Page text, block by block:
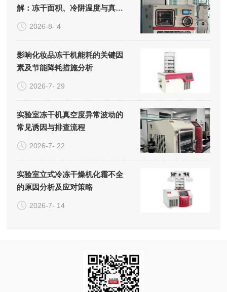
解：冻干面积、冷阱温度与真空
系统的成本构成
2026-8- 4
影响化妆品冻干机能耗的关键因
素及节能降耗措施分析
2026-7- 29
实验室冻干机真空度异常波动的
常见诱因与排查流程
2026-7- 22
实验室立式冷冻干燥机化霜不全
的原因分析及应对策略
2026-7- 14